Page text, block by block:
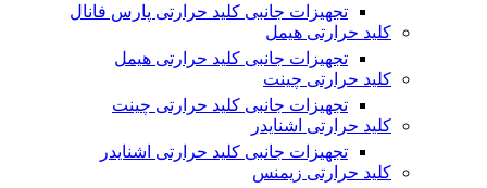
تجهیزات جانبی کلید حرارتی پارس فانال
کلید حرارتی هیمل
تجهیزات جانبی کلید حرارتی هیمل
کلید حرارتی چینت
تجهیزات جانبی کلید حرارتی چینت
کلید حرارتی اشنایدر
تجهیزات جانبی کلید حرارتی اشنایدر
کلید حرارتی زیمنس